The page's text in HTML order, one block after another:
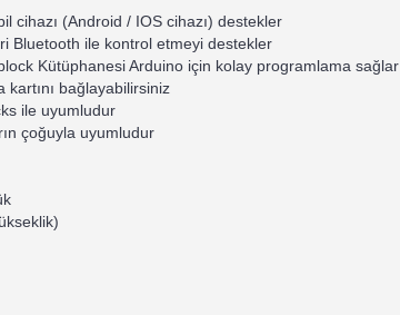
cihazı (Android / IOS cihazı) destekler
Bluetooth ile kontrol etmeyi destekler
Kütüphanesi Arduino için kolay programlama sağlar
bağlayabilirsiniz
ile uyumludur
çoğuyla uyumludur